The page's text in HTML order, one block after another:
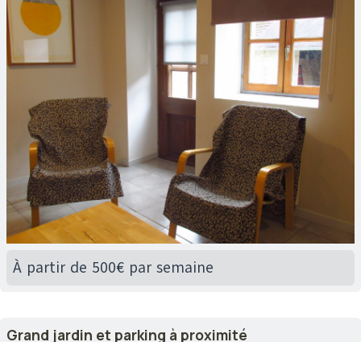
À partir de 500€ par semaine
Grand jardin et parking à proximité